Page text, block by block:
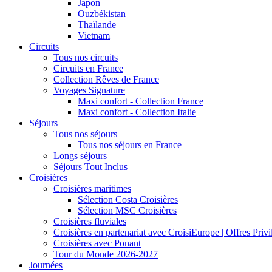
Japon
Ouzbékistan
Thaïlande
Vietnam
Circuits
Tous nos circuits
Circuits en France
Collection Rêves de France
Voyages Signature
Maxi confort - Collection France
Maxi confort - Collection Italie
Séjours
Tous nos séjours
Tous nos séjours en France
Longs séjours
Séjours Tout Inclus
Croisières
Croisières maritimes
Sélection Costa Croisières
Sélection MSC Croisières
Croisières fluviales
Croisières en partenariat avec CroisiEurope | Offres
Croisières avec Ponant
Tour du Monde 2026-2027
Journées